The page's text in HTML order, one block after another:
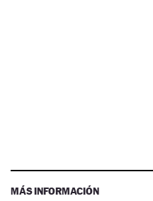
MÁS INFORMACIÓN